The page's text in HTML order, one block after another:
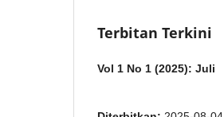
Terbitan Terkini
Vol 1 No 1 (2025): Juli